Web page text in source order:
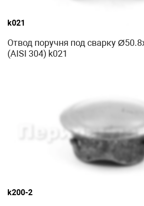
k021
Отвод поручня под сварку
(AISI 304) k021
k200-2